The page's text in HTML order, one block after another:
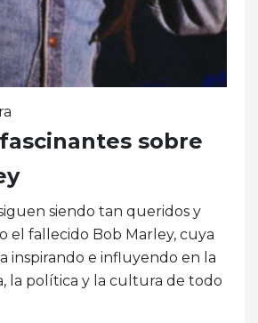
sobre
siendo tan queridos y
el fallecido Bob Marley, cuya
inspirando e influyendo en la
la política y la cultura de todo